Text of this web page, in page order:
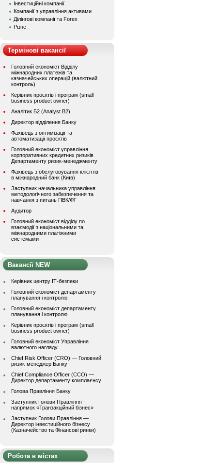
Інвестиційні компанії
Компанії з управління активами
Ділінгові компанії та Forex
Різне
Термінові вакансії
Головний економіст Відділу
міжнародних платежів та
казначейських операцій (валютний
контроль)
Керівник проєктів і програм (small
business product owner)
Аналітик Б2 (Analyst B2)
Директор відділення Банку
Фахівець з оптимізації та
автоматизації проєктів
Головний економіст управління
корпоративних кредитних ризиків
Департаменту ризик-менеджменту
Фахівець з обслуговування клієнтів
в міжнародний банк (Київ)
Заступник начальника управління
методологічного забезпечення та
навчання з питань ПВК/ФТ
Аудитор
Головний економіст відділу по
взаємодії з національними та
міжнародними платіжними
системами
Вакансії NEW
Керівник центру ІТ-безпеки
Головний економіст департаменту
планування і контролю
Головний економіст департаменту
планування і контролю
Керівник проєктів і програм (small
business product owner)
Головний економіст Управління
валютного нагляду
Chief Risk Officer (CRO) — Головний
ризик-менеджер Банку
Chief Compliance Officer (CCO) —
Директор департаменту комплаєнсу
Голова Правління Банку
Заступник Голови Правління -
напрямок «Транзакційний бізнес»
Заступник Голови Правління —
Директор інвестиційного бізнесу
(Казначейство та Фінансові ринки)
Робота в містах